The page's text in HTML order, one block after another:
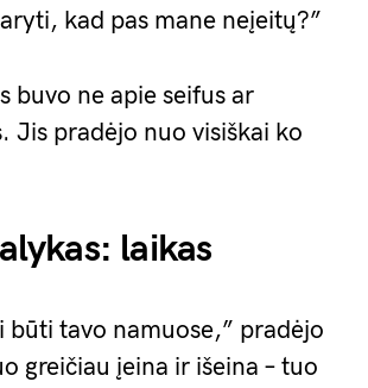
kad pas mane neįeitų?”
buvo ne apie seifus ar
Jis pradėjo nuo visiškai ko
laikas
būti tavo namuose,” pradėjo
greičiau įeina ir išeina – tuo